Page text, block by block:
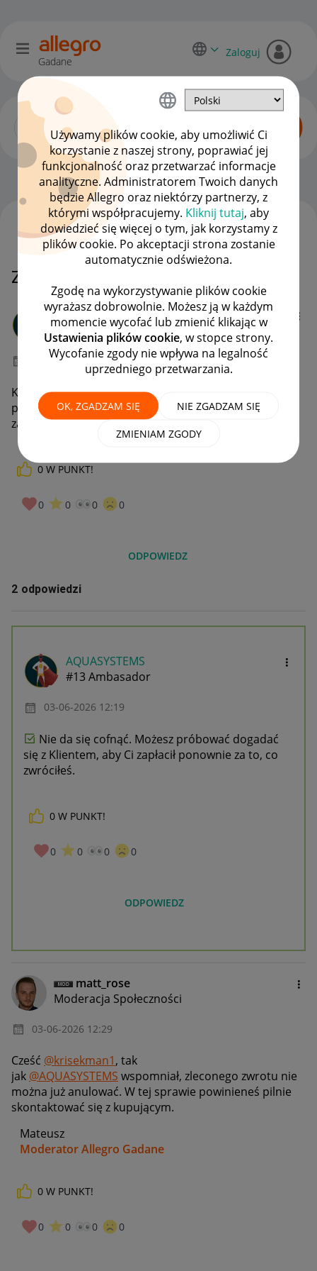
Używamy plików cookie, aby umożliwić Ci
korzystanie z naszej strony, poprawiać jej
funkcjonalność oraz przetwarzać informacje
analityczne. Administratorem Twoich danych
będzie Allegro oraz niektórzy partnerzy, z
którymi współpracujemy. Kliknij tutaj, aby
dowiedzieć się więcej o tym, jak korzystamy z
plików cookie. Po akceptacji strona zostanie
automatycznie odświeżona.
Zgodę na wykorzystywanie plików cookie
wyrażasz dobrowolnie. Możesz ją w każdym
momencie wycofać lub zmienić klikając w
Ustawienia plików cookie, w stopce strony.
Wycofanie zgody nie wpływa na legalność
uprzedniego przetwarzania.
OK, ZGADZAM SIĘ NIE ZGADZAM SIĘ
ZMIENIAM ZGODY
Gadane
Zaloguj
Początkujący sprzedawcy OPCJE
Zwrot wpłaty
krisekman1
#7 Wielbiciel
‎03-06-2026 12:10
Kupujący zamówił 2 rzeczy i dokonał zwrotu 1
przedmiotów, ja odruchowo zwróciłem mu pieniądze
za wszystkie jak to cofnąć ?
0 W PUNKT!
0 0 0 0
ODPOWIEDZ
WSZYSTKIE TEMATY
2 odpowiedzi
AQUASYSTEMS
#13 Ambasador
‎03-06-2026 12:19
Nie da się cofnąć. Możesz próbować dogadać
się z Klientem, aby Ci zapłacił ponownie za to, co
zwróciłeś.
0 W PUNKT!
0 0 0 0
ODPOWIEDZ
matt_rose
Moderacja Społeczności
‎03-06-2026 12:29
Cześć @krisekman1, tak
jak @AQUASYSTEMS wspomniał, zleconego zwrotu nie
można już anulować. W tej sprawie powinieneś pilnie
skontaktować się z kupującym.
Mateusz
Moderator Allegro Gadane
0 W PUNKT!
0 0 0 0